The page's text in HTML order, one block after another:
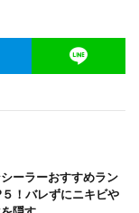
ーラーおすすめラン
！バレずにニキビや